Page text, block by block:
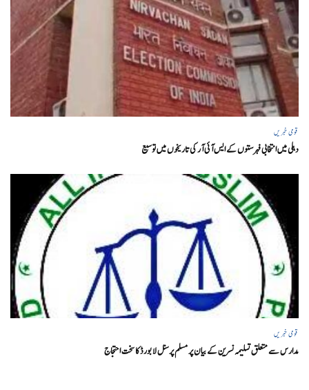
قومی خبریں
دہلی میں انتخابی فہرستوں کے ایس آئی آر کی تاریخوں میں توسیع
قومی خبریں
مدارس سے متعلق تسلیمہ نسرین کے بیان پر مسلم پرسنل لا بورڈ کا سخت احتجاج